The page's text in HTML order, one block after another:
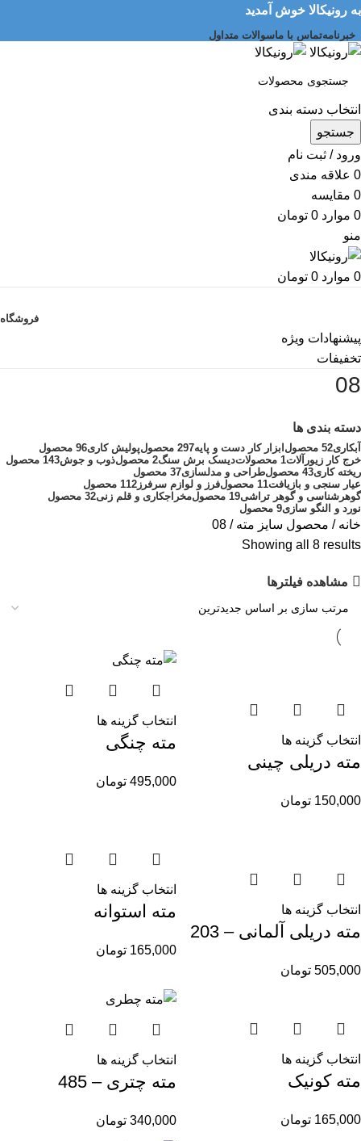
به رونیکالا خوش آمدید
خبرنامهتماس با ماسوالات متداول
انتخاب دسته بندی
جستجو
ورود / ثبت نام
0 علاقه مندی
0 مقایسه
0 موارد 0 تومان
منو
0 موارد 0 تومان
فروشگاه
پیشنهادات ویژه
تخفیفات
08
دسته بندی ها
آبکاری52 محصول ابزار کار دست و پایه297 محصول پولیش کاری96 محصول
خرج کار زیورآلات1 محصولات دیسک برش سنگ2 محصول ذوب و جوش143 محصول
ریخته کاری43 محصول طراحی و مدلسازی37 محصول
عیار سنجی و بازیافت11 محصول فرز و لوازم سرفرز 112 محصول
گوهرشناسی و گوهر تراشی19 محصول مخراجکاری و قلم زنی32 محصول
نورد و النگو سازی9 محصول
خانه محصول سایز مته 08
Showing all 8 results
مشاهده فیلترها
انتخاب گزینه ها
مته دریلی چینی
150,000 تومان
انتخاب گزینه ها
مته چنگی
495,000 تومان
انتخاب گزینه ها
مته دریلی آلمانی – 203
505,000 تومان
انتخاب گزینه ها
مته استوانه
165,000 تومان
انتخاب گزینه ها
مته کونیک
165,000 تومان
انتخاب گزینه ها
مته چتری – 485
340,000 تومان